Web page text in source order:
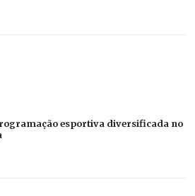
esportiva diversificada no